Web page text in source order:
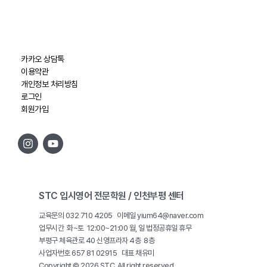
카카오 상담톡
이용약관
개인정보 처리방침
로그인
회원가입
STC 입시영어 전문학원 / 인천부평 센터
교육문의 032 710 4205 이메일 yium64@naver.com
업무시간 화~토 12:00~21:00 월, 일 법정공휴일 휴무
부평구 체육관로 40 신영프라자 4층 8층
사업자번호 657 81 02915 대표 채유미